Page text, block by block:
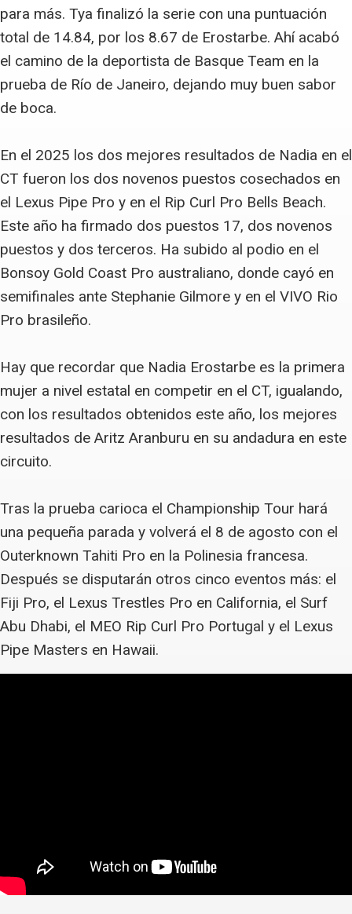
para más. Tya finalizó la serie con una puntuación
total de 14.84, por los 8.67 de Erostarbe. Ahí acabó
el camino de la deportista de Basque Team en la
prueba de Río de Janeiro, dejando muy buen sabor
de boca.
En el 2025 los dos mejores resultados de Nadia en el
CT fueron los dos novenos puestos cosechados en
el Lexus Pipe Pro y en el Rip Curl Pro Bells Beach.
Este año ha firmado dos puestos 17, dos novenos
puestos y dos terceros. Ha subido al podio en el
Bonsoy Gold Coast Pro australiano, donde cayó en
semifinales ante Stephanie Gilmore y en el VIVO Rio
Pro brasileño.
Hay que recordar que Nadia Erostarbe es la primera
mujer a nivel estatal en competir en el CT, igualando,
con los resultados obtenidos este año, los mejores
resultados de Aritz Aranburu en su andadura en este
circuito.
Tras la prueba carioca el Championship Tour hará
una pequeña parada y volverá el 8 de agosto con el
Outerknown Tahiti Pro en la Polinesia francesa.
Después se disputarán otros cinco eventos más: el
Fiji Pro, el Lexus Trestles Pro en California, el Surf
Abu Dhabi, el MEO Rip Curl Pro Portugal y el Lexus
Pipe Masters en Hawaii.